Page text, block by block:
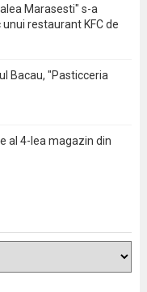
Marasesti" s-a
restaurant KFC de
Bacau, "Pasticceria
al 4-lea magazin din